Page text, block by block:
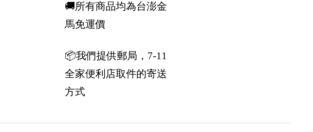
🚚所有商品均為台澎金
馬免運價
📦我們提供郵局，7-11
全家便利店取件的寄送
方式